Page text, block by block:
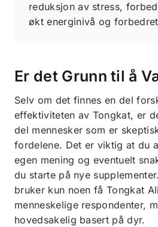
reduksjon av stress,
økt energinivå og
Er det Grunn til å
Selv om det finnes en del
effektiviteten av Tongkat, er
del mennesker som er
fordelene. Det er viktig at du
egen mening og eventuelt
du starte på nye
bruker kun noen få Tongkat
menneskelige respondenter,
hovedsakelig basert på dyr.